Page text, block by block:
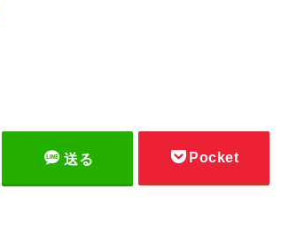
送る Pocket